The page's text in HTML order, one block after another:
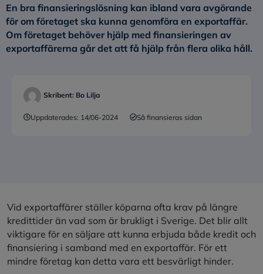
En bra finansieringslösning kan ibland vara avgörande
för om företaget ska kunna genomföra en exportaffär.
Om företaget behöver hjälp med finansieringen av
exportaffärerna går det att få hjälp från flera olika håll.
Skribent: Bo Lilja
Uppdaterades: 14/06-2024 Så finansieras sidan
Vid exportaffärer ställer köparna ofta krav på längre
kredittider än vad som är brukligt i Sverige. Det blir allt
viktigare för en säljare att kunna erbjuda både kredit och
finansiering i samband med en exportaffär. För ett
mindre företag kan detta vara ett besvärligt hinder.